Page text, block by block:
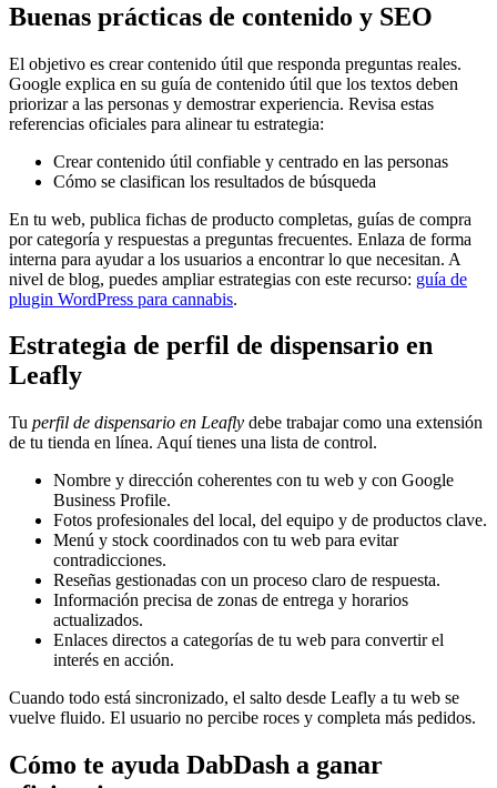
Buenas prácticas de contenido y SEO
El objetivo es crear contenido útil que responda preguntas reales.
Google explica en su guía de contenido útil que los textos deben
priorizar a las personas y demostrar experiencia. Revisa estas
referencias oficiales para alinear tu estrategia:
Crear contenido útil confiable y centrado en las personas
Cómo se clasifican los resultados de búsqueda
En tu web, publica fichas de producto completas, guías de compra
por categoría y respuestas a preguntas frecuentes. Enlaza de forma
interna para ayudar a los usuarios a encontrar lo que necesitan. A
nivel de blog, puedes ampliar estrategias con este recurso: guía de
plugin WordPress para cannabis.
Estrategia de perfil de dispensario en
Leafly
Tu perfil de dispensario en Leafly debe trabajar como una extensión
de tu tienda en línea. Aquí tienes una lista de control.
Nombre y dirección coherentes con tu web y con Google
Business Profile.
Fotos profesionales del local, del equipo y de productos clave.
Menú y stock coordinados con tu web para evitar
contradicciones.
Reseñas gestionadas con un proceso claro de respuesta.
Información precisa de zonas de entrega y horarios
actualizados.
Enlaces directos a categorías de tu web para convertir el
interés en acción.
Cuando todo está sincronizado, el salto desde Leafly a tu web se
vuelve fluido. El usuario no percibe roces y completa más pedidos.
Cómo te ayuda DabDash a ganar